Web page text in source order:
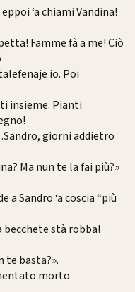
‘a chiami Vandina!
Famme fà a me! Ciò
io. Poi
insieme. Pianti
giorni addietro
Ma nun te la fai più?»
a Sandro ‘a coscia “più
becchete stà robba!
te basta?».
morto